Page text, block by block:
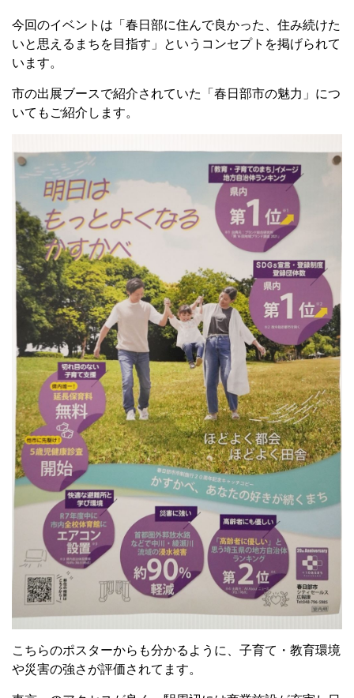
今回のイベントは「春日部に住んで良かった、住み続けた
いと思えるまちを目指す」というコンセプトを掲げられて
います。
市の出展ブースで紹介されていた「春日部市の魅力」につ
いてもご紹介します。
こちらのポスターからも分かるように、 子育て・教育環境
や災害の強さが評価されてます。